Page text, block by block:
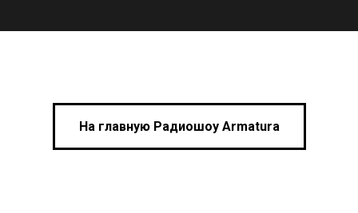
На главную Радиошоу Armatura